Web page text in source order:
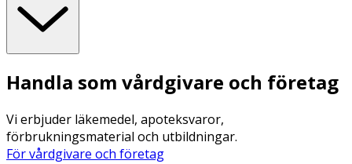
Handla som vårdgivare och företag
Vi erbjuder läkemedel, apoteksvaror,
förbrukningsmaterial och utbildningar.
För vårdgivare och företag